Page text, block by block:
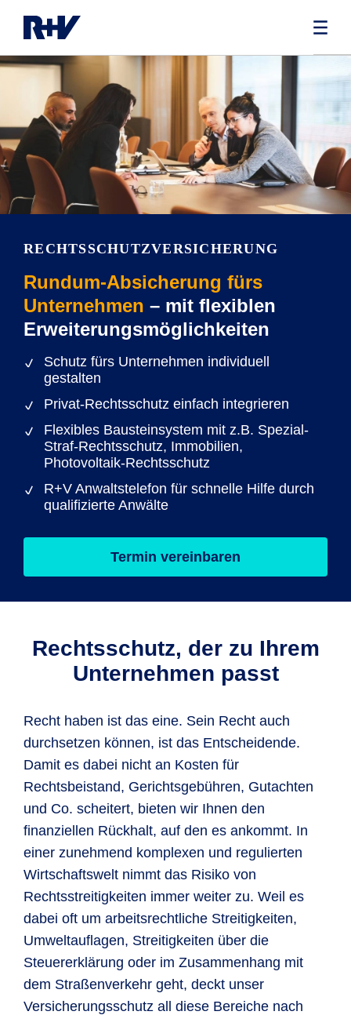
RECHTS­SCHUTZVERSICHERUNG
Rundum-Absicherung fürs
Unternehmen – mit flexiblen
Erweiterungsmöglichkeiten
Schutz fürs Unternehmen individuell
gestalten
Privat-Rechtsschutz einfach integrieren
Flexibles Bausteinsystem mit z.B. Spezial-
Straf-Rechtsschutz, Immobilien,
Photovoltaik-Rechtsschutz
R+V Anwaltstelefon für schnelle Hilfe durch
qualifizierte Anwälte
Termin vereinbaren
Rechtsschutz, der zu Ihrem
Unternehmen passt
Recht haben ist das eine. Sein Recht auch
durchsetzen können, ist das Entscheidende.
Damit es dabei nicht an Kosten für
Rechtsbeistand, Gerichtsgebühren, Gutachten
und Co. scheitert, bieten wir Ihnen den
finanziellen Rückhalt, auf den es ankommt. In
einer zunehmend komplexen und regulierten
Wirtschaftswelt nimmt das Risiko von
Rechtsstreitigkeiten immer weiter zu. Weil es
dabei oft um arbeitsrechtliche Streitigkeiten,
Umweltauflagen, Streitigkeiten über die
Steuererklärung oder im Zusammenhang mit
dem Straßenverkehr geht, deckt unser
Versicherungsschutz all diese Bereiche nach